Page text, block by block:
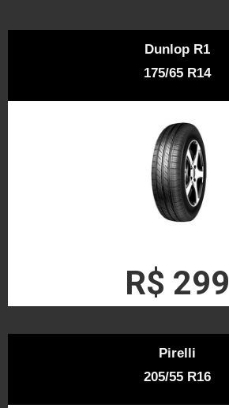
Dunlop R1
175/65 R14
R$ 299
Pirelli
205/55 R16